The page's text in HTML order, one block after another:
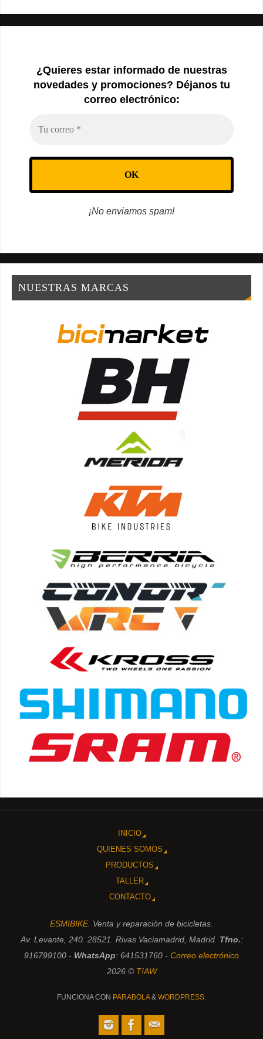
¿Quieres estar informado de nuestras
novedades y promociones? Déjanos tu
correo electrónico:
¡No enviamos spam!
NUESTRAS MARCAS
INICIO
QUIENES SOMOS
PRODUCTOS
TALLER
CONTACTO
ESMIBIKE. Venta y reparación de bicicletas.
Av. Levante, 240. 28521. Rivas Vaciamadrid, Madrid. Tfno.:
916799100 - WhatsApp: 641531760 - Correo electrónico
2026 © T!AW
FUNCIONA CON PARABOLA& WORDPRESS.